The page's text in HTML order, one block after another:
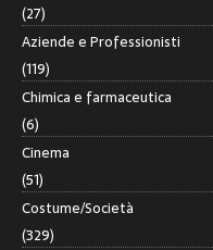
(27)
Aziende e Professionisti
(119)
Chimica e farmaceutica
(6)
Cinema
(51)
Costume/Società
(329)